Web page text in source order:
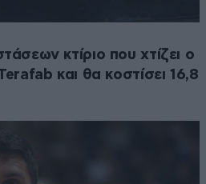
κτίριο που χτίζει ο
και θα κοστίσει 16,8